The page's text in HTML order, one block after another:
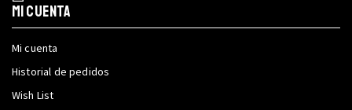
Mi cuenta
Mi cuenta
Historial de pedidos
Wish List